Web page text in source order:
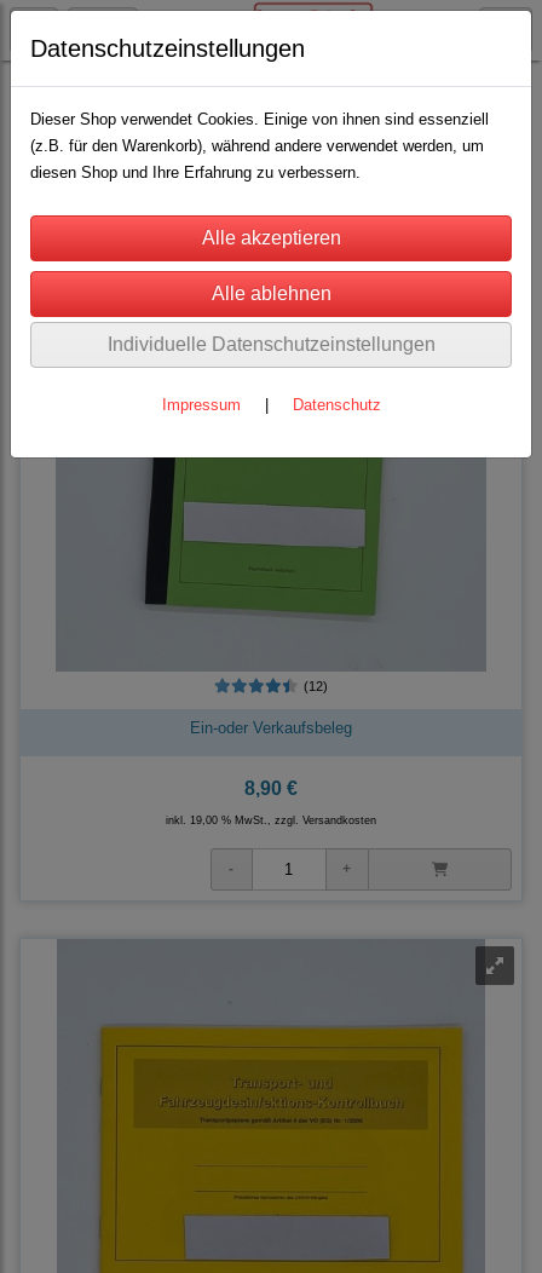
Rinderhaltung Viehhandelsbedarf / Geschäftsbücher(2)
Sortierung wählen
(12)
Ein-oder Verkaufsbeleg
8,90 €
inkl. 19,00 % MwSt., zzgl. Versandkosten
Datenschutzeinstellungen
Dieser Shop verwendet Cookies. Einige von ihnen sind essenziell
(z.B. für den Warenkorb), während andere verwendet werden, um
diesen Shop und Ihre Erfahrung zu verbessern.
Individuelle Datenschutzeinstellungen
Impressum Datenschutz